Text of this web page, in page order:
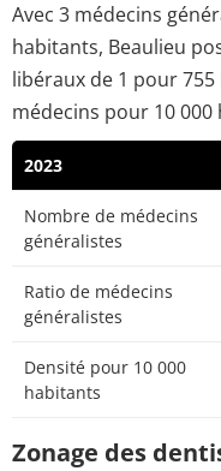
Avec 3 médecins
habitants, Beaulieu
libéraux de 1 pour
médecins pour 10 000
2023
Nombre de médecins
généralistes
Ratio de médecins
généralistes
Densité pour 10 000
habitants
Zonage des